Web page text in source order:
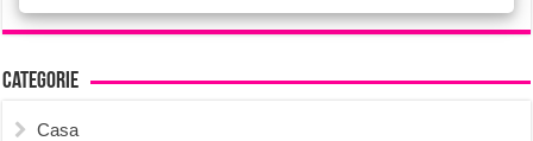
Categorie
Casa